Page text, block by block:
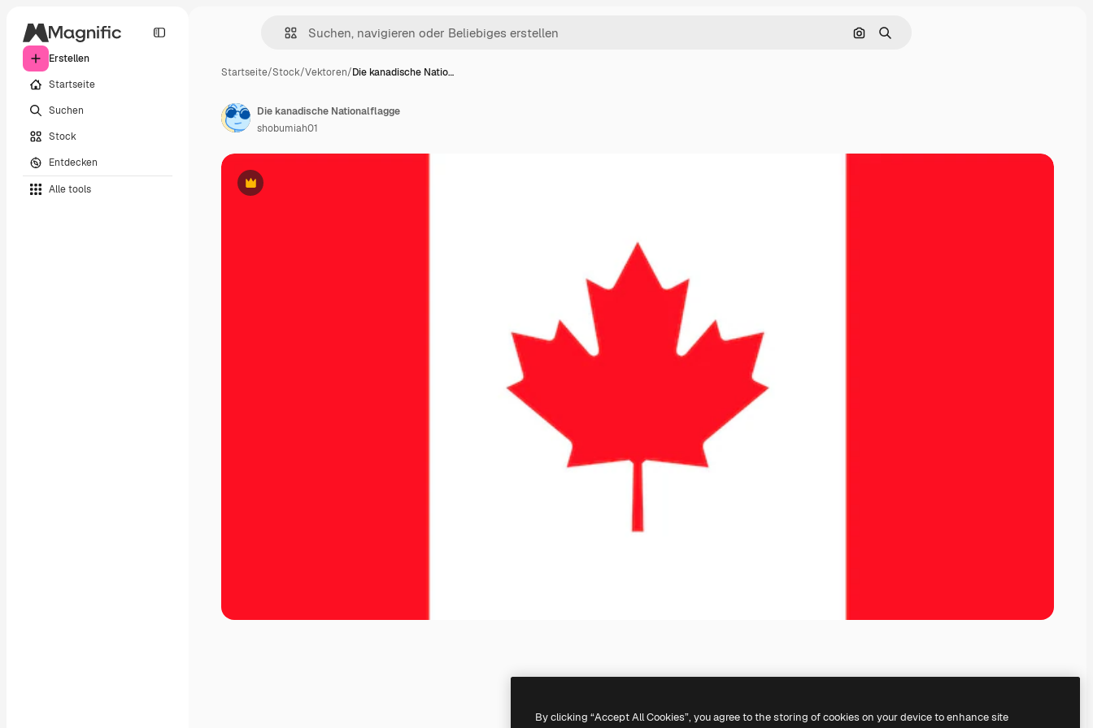
Erstellen
Startseite
Suchen
Stock
Entdecken
Alle tools
Nach Bild suchen
Suchen
Startseite/Stock/Vektoren/Die kanadische Natio…
Premium
Die kanadische Nationalflagge
shobumiah01
By clicking “Accept All Cookies”, you agree to the storing of cookies on your device to enhance site